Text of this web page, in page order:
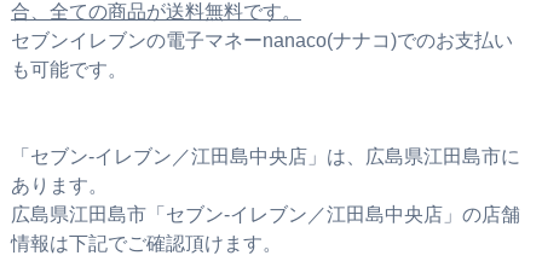
合、全ての商品が送料無料です。
セブンイレブンの電子マネーnanaco(ナナコ)でのお支払い
も可能です。
「セブン‐イレブン／江田島中央店」は、広島県江田島市に
あります。
広島県江田島市「セブン‐イレブン／江田島中央店」の店舗
情報は下記でご確認頂けます。